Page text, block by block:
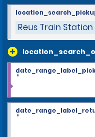
Reus Train Station
*
*